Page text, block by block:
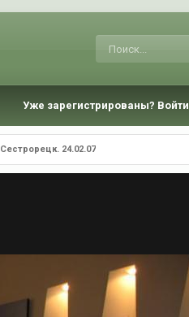
Уже зарегистрированы? Войти
Сестрорецк. 24.02.07